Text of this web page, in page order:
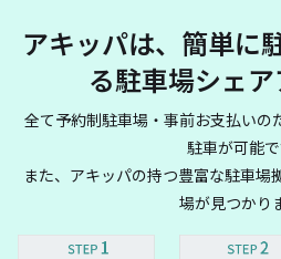
アキッパは、簡単に
る駐車場シェ
全て予約制駐車場・事前お支払いの
駐車が可能で
また、アキッパの持つ豊富な駐車場
場が見つかり